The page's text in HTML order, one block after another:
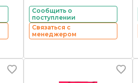
Сообщить о
поступлении
Связаться с
менеджером